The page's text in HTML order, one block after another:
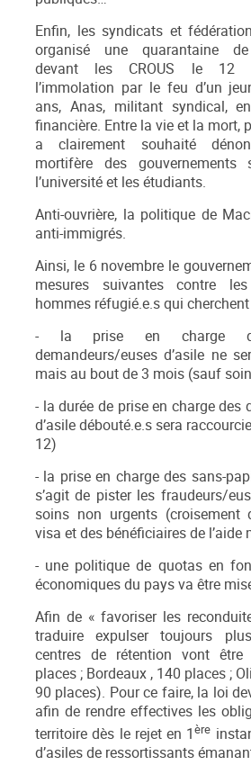
Enfin, les syndicats et
organisé une quarantaine de
devant les CROUS le 12
l’immolation par le feu d’un
ans, Anas, militant syndical,
financière. Entre la vie et la mort,
a clairement souhaité
mortifère des gouvernements
l’université et les étudiants.
Anti-ouvrière, la politique de
anti-immigrés.
Ainsi, le 6 novembre le
mesures suivantes contre
hommes réfugié.e.s qui
- la prise en charge
demandeurs/euses d’asile ne
mais au bout de 3 mois (sauf
- la durée de prise en charge des
d’asile débouté.e.s sera
12)
- la prise en charge des sans-
s’agit de pister les fraudeurs/
soins non urgents (croisement
visa et des bénéficiaires de l’aide
- une politique de quotas en
économiques du pays va être
Afin de « favoriser les
traduire expulser toujours
centres de rétention vont être
places ; Bordeaux , 140 places ;
90 places). Pour ce faire, la loi
afin de rendre effectives les
territoire dès le rejet en 1ère
d’asiles de ressortissants